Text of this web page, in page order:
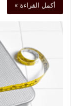
أكمل القراءة »